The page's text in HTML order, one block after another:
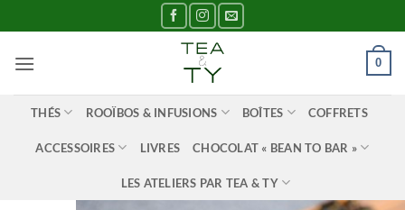
au
contenu
0
THÉS ROOÏBOS & INFUSIONS BOÎTES COFFRETS
ACCESSOIRES LIVRES CHOCOLAT « BEAN TO BAR »
LES ATELIERS PAR TEA & TY